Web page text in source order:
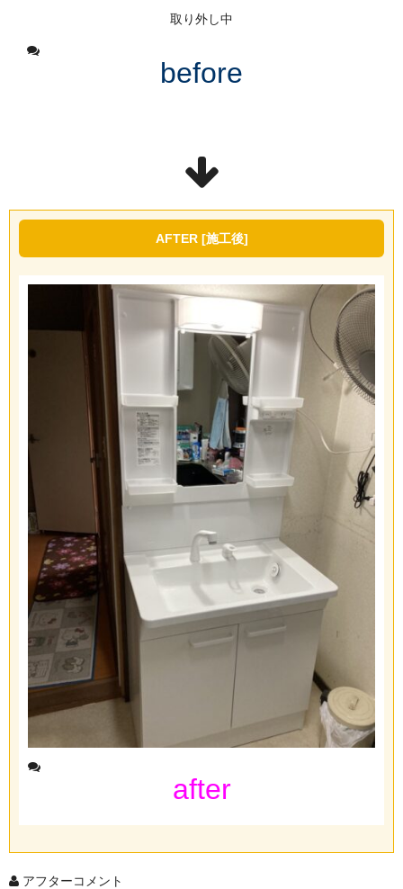
取り外し中
before
AFTER [施工後]
after
アフターコメント